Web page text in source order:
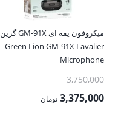
میکروفون یقه ای GM-91X گرین
Green Lion GM-91X Lavalier
Microphone
3,750,000قیمت
اصلی:3,375,000 تومان